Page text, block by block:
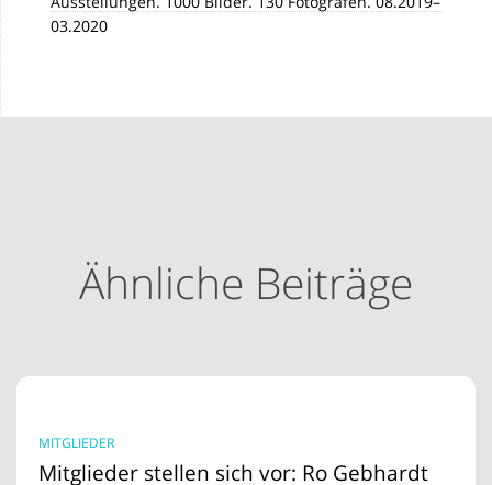
Ähnliche Beiträge
MITGLIEDER
Mitglieder stellen sich vor: Ro Gebhardt